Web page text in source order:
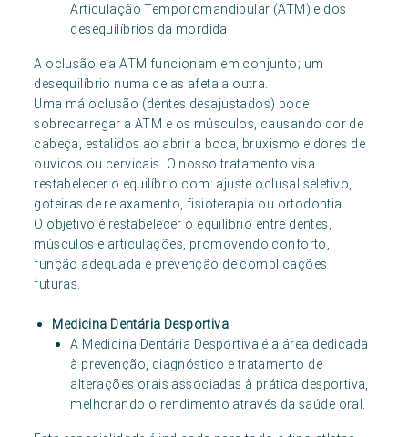
Articulação Temporomandibular (ATM) e dos
desequilíbrios da mordida.
A oclusão e a ATM funcionam em conjunto; um
desequilíbrio numa delas afeta a outra.
Uma má oclusão (dentes desajustados) pode
sobrecarregar a ATM e os músculos, causando dor de
cabeça, estalidos ao abrir a boca, bruxismo e dores de
ouvidos ou cervicais. O nosso tratamento visa
restabelecer o equilíbrio com: ajuste oclusal seletivo,
goteiras de relaxamento, fisioterapia ou ortodontia.
O objetivo é restabelecer o equilíbrio entre dentes,
músculos e articulações, promovendo conforto,
função adequada e prevenção de complicações
futuras.
Medicina Dentária Desportiva
A Medicina Dentária Desportiva é a área dedicada
à prevenção, diagnóstico e tratamento de
alterações orais associadas à prática desportiva,
melhorando o rendimento através da saúde oral.